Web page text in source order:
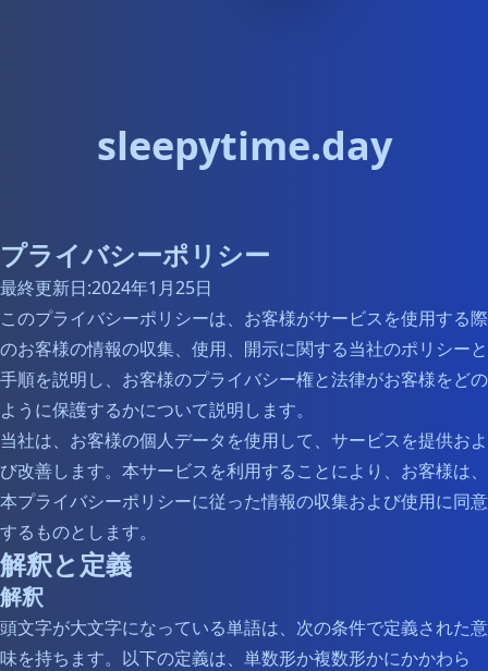
sleepytime.day
プライバシーポリシー
最終更新日:2024年1月25日
このプライバシーポリシーは、お客様がサービスを使用する際
のお客様の情報の収集、使用、開示に関する当社のポリシーと
手順を説明し、お客様のプライバシー権と法律がお客様をどの
ように保護するかについて説明します。
当社は、お客様の個人データを使用して、サービスを提供およ
び改善します。本サービスを利用することにより、お客様は、
本プライバシーポリシーに従った情報の収集および使用に同意
するものとします。
解釈と定義
解釈
頭文字が大文字になっている単語は、次の条件で定義された意
味を持ちます。以下の定義は、単数形か複数形かにかかわら